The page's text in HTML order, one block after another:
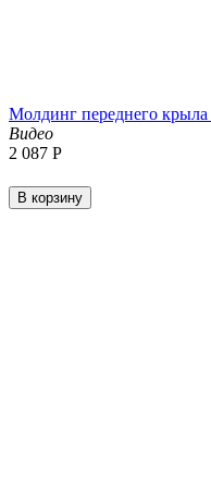
Молдинг переднего
Видео
2 087 Р
В корзину